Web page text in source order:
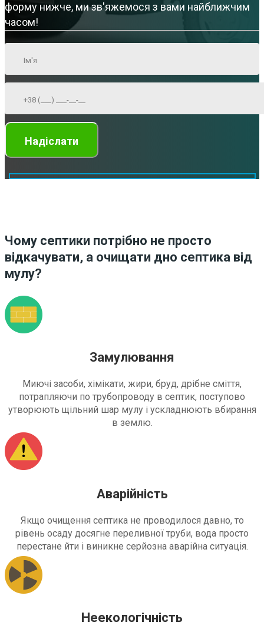
форму нижче, ми зв'яжемося з вами найближчим
часом!
Чому септики потрібно не просто
відкачувати, а очищати дно септика від
мулу?
Замулювання
Миючі засоби, хімікати, жири, бруд, дрібне сміття,
потрапляючи по трубопроводу в септик, поступово
утворюють щільний шар мулу і ускладнюють вбирання
в землю.
Аварійність
Якщо очищення септика не проводилося давно, то
рівень осаду досягне переливної труби, вода просто
перестане йти і виникне серйозна аварійна ситуація.
Неекологічність